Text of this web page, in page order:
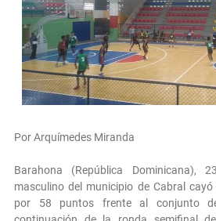
Por Arquímedes Miranda
Barahona (República Dominicana),
masculino del municipio de Cabral
por 58 puntos frente al conjunto